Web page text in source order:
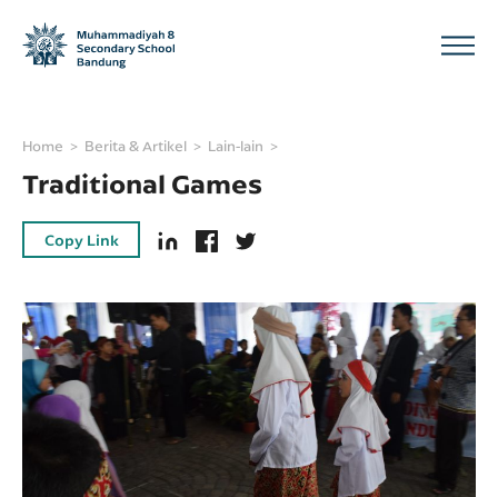
Home Berita & Artikel Lain-lain
Traditional Games
Copy Link